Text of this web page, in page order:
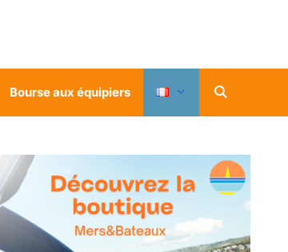
Bourse aux équipiers